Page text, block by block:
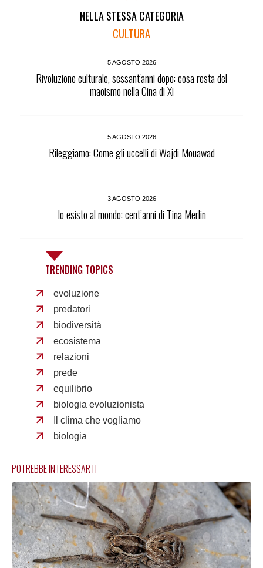
NELLA STESSA CATEGORIA
CULTURA
5 AGOSTO 2026
Rivoluzione culturale, sessant'anni dopo: cosa resta del
maoismo nella Cina di Xi
5 AGOSTO 2026
Rileggiamo: Come gli uccelli di Wajdi Mouawad
3 AGOSTO 2026
Io esisto al mondo: cent’anni di Tina Merlin
TRENDING TOPICS
evoluzione
predatori
biodiversità
ecosistema
relazioni
prede
equilibrio
biologia evoluzionista
Il clima che vogliamo
biologia
POTREBBE INTERESSARTI